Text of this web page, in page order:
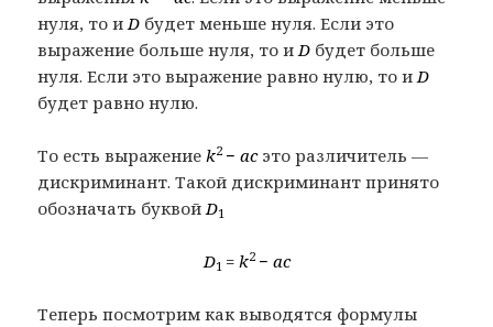
нуля, то иD будет меньше нуля. Если это
выражение больше нуля, то иD будет больше
нуля. Если это выражение равно нулю, то иD
будет равно нулю.
То есть выражениеk2 −acэто различитель —
дискриминант. Такой дискриминант принято
обозначать буквойD1
D1 = k2 − ac
Теперь посмотрим как выводятся формулы